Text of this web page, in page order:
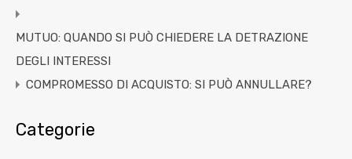
MUTUO: QUANDO SI PUÒ CHIEDERE LA DETRAZIONE
DEGLI INTERESSI
COMPROMESSO DI ACQUISTO: SI PUÒ ANNULLARE?
Categorie